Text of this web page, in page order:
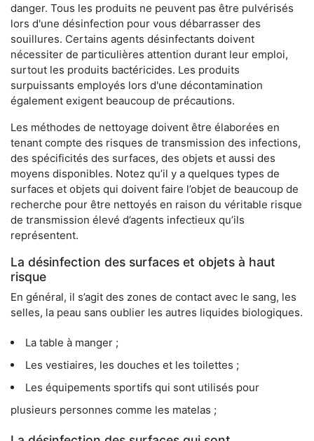
danger. Tous les produits ne peuvent pas être pulvérisés
lors d'une désinfection pour vous débarrasser des
souillures. Certains agents désinfectants doivent
nécessiter de particulières attention durant leur emploi,
surtout les produits bactéricides. Les produits
surpuissants employés lors d'une décontamination
également exigent beaucoup de précautions.
Les méthodes de nettoyage doivent être élaborées en
tenant compte des risques de transmission des infections,
des spécificités des surfaces, des objets et aussi des
moyens disponibles. Notez qu’il y a quelques types de
surfaces et objets qui doivent faire l’objet de beaucoup de
recherche pour être nettoyés en raison du véritable risque
de transmission élevé d’agents infectieux qu’ils
représentent.
La désinfection des surfaces et objets à haut
risque
En général, il s’agit des zones de contact avec le sang, les
selles, la peau sans oublier les autres liquides biologiques.
La table à manger ;
Les vestiaires, les douches et les toilettes ;
Les équipements sportifs qui sont utilisés pour
plusieurs personnes comme les matelas ;